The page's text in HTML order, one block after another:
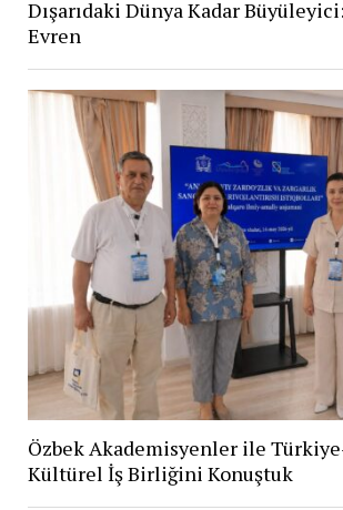
Dışarıdaki Dünya Kadar
Evren
Özbek Akademisyenler ile
Kültürel İş Birliğini Konuştuk